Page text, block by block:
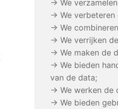
→ We
→ We verbeteren
→ We
→ We verrijken
→ We maken de
→ We bieden
van de data;
→ We werken de
→ We bieden